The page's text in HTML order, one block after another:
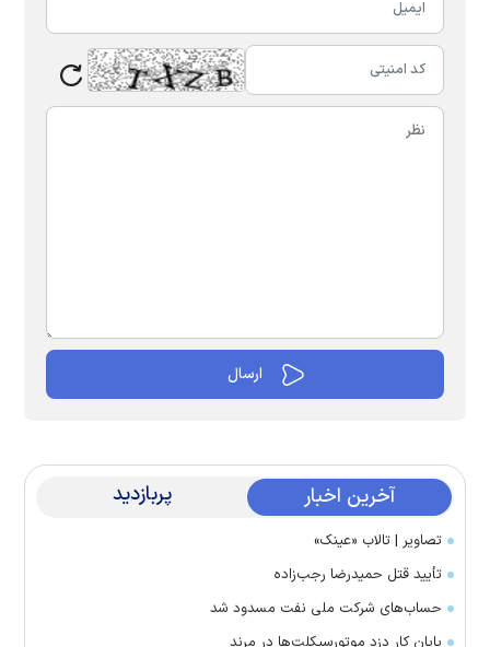
آخرین اخبار پربازدید
تصاویر | تالاب «عینک»
تأیید قتل حمیدرضا رجب‌زاده
حساب‌های شرکت ملی نفت مسدود شد